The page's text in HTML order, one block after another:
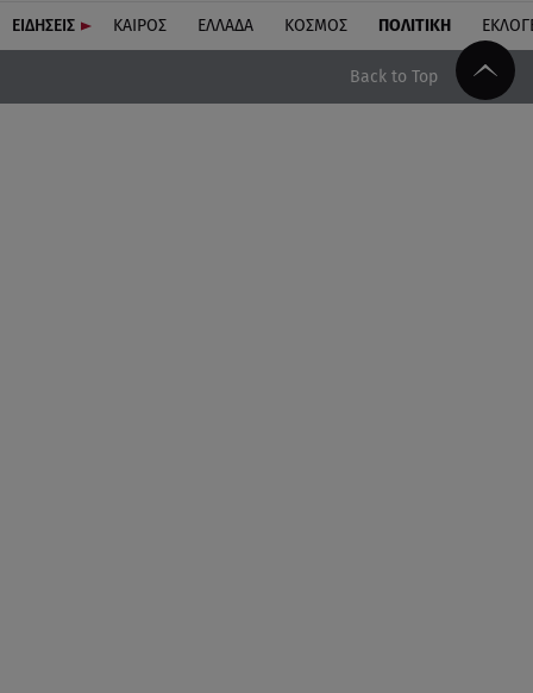
ΕΙΔΗΣΕΙΣ ΚΑΙΡΟΣ ΕΛΛΑΔΑ ΚΟΣΜΟΣ ΠΟΛΙΤΙΚΗ
Back to Top